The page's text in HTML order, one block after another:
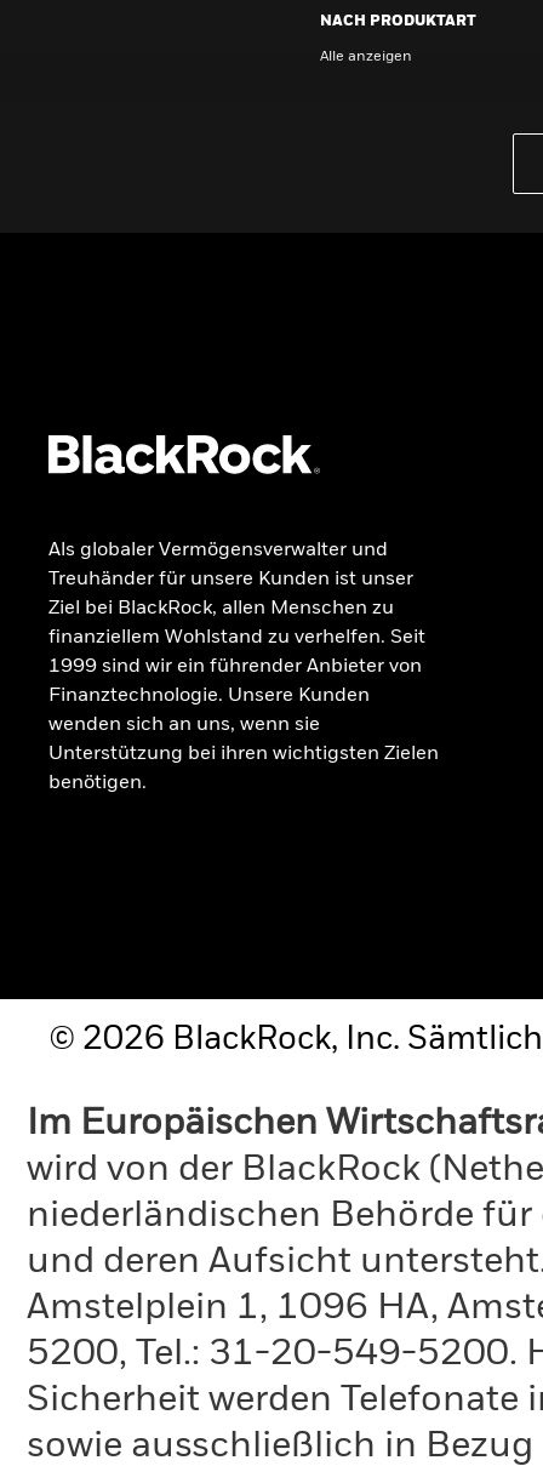
NACH PRODUKTART
Alle anzeigen
Als globaler Vermögensverwalter und
Treuhänder für unsere Kunden ist unser
Ziel bei BlackRock, allen Menschen zu
finanziellem Wohlstand zu verhelfen. Seit
1999 sind wir ein führender Anbieter von
Finanztechnologie. Unsere Kunden
wenden sich an uns, wenn sie
Unterstützung bei ihren wichtigsten Zielen
benötigen.
© 2026 BlackRock, Inc.
Im Europäischen
wird von der BlackRock
niederländischen Behörde
und deren Aufsicht
Amstelplein 1, 1096 HA,
5200, Tel.: 31-20-549-5200.
Sicherheit werden Telefonate
sowie ausschließlich in